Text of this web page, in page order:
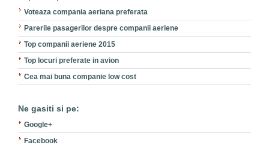
Voteaza compania aeriana preferata
Parerile pasagerilor despre companii aeriene
Top companii aeriene 2015
Top locuri preferate in avion
Cea mai buna companie low cost
Ne gasiti si pe:
Google+
Facebook